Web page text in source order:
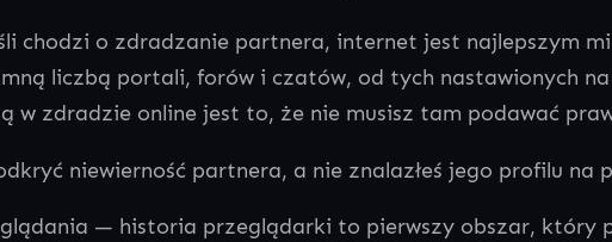
chodzi o zdradzanie partnera, internet jest najlepszym
liczbą portali, forów i czatów, od tych nastawionych
w zdradzie online jest to, że nie musisz tam podawać
niewierność partnera, a nie znalazłeś jego profilu
— historia przeglądarki to pierwszy obszar, który